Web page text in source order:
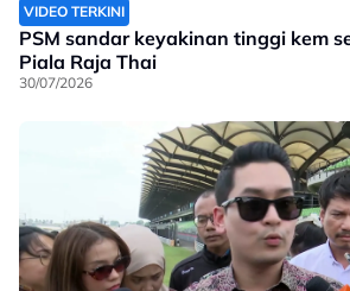
VIDEO TERKINI
PSM sandar keyakinan tinggi kem
Piala Raja Thai
30/07/2026